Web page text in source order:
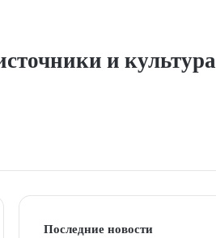
и культура
Последние новости